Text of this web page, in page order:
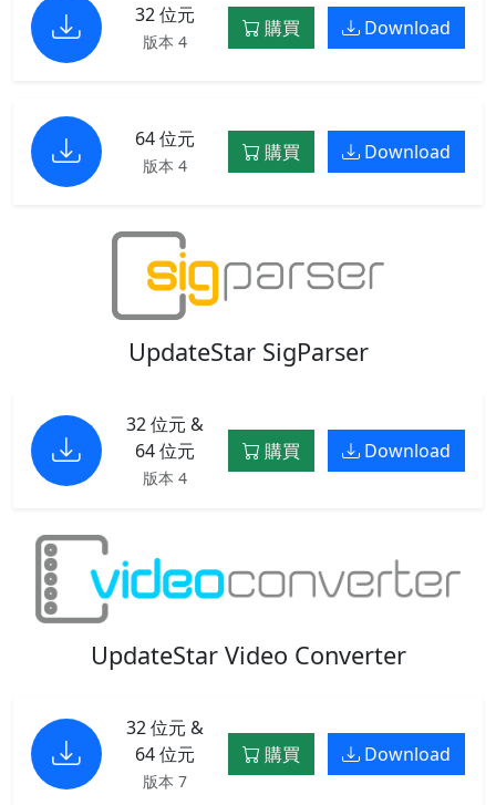
32 位元
版本 4
購買 Download
64 位元
版本 4
購買 Download
UpdateStar SigParser
32 位元 &
64 位元
版本 4
購買 Download
UpdateStar Video Converter
32 位元 &
64 位元
版本 7
購買 Download